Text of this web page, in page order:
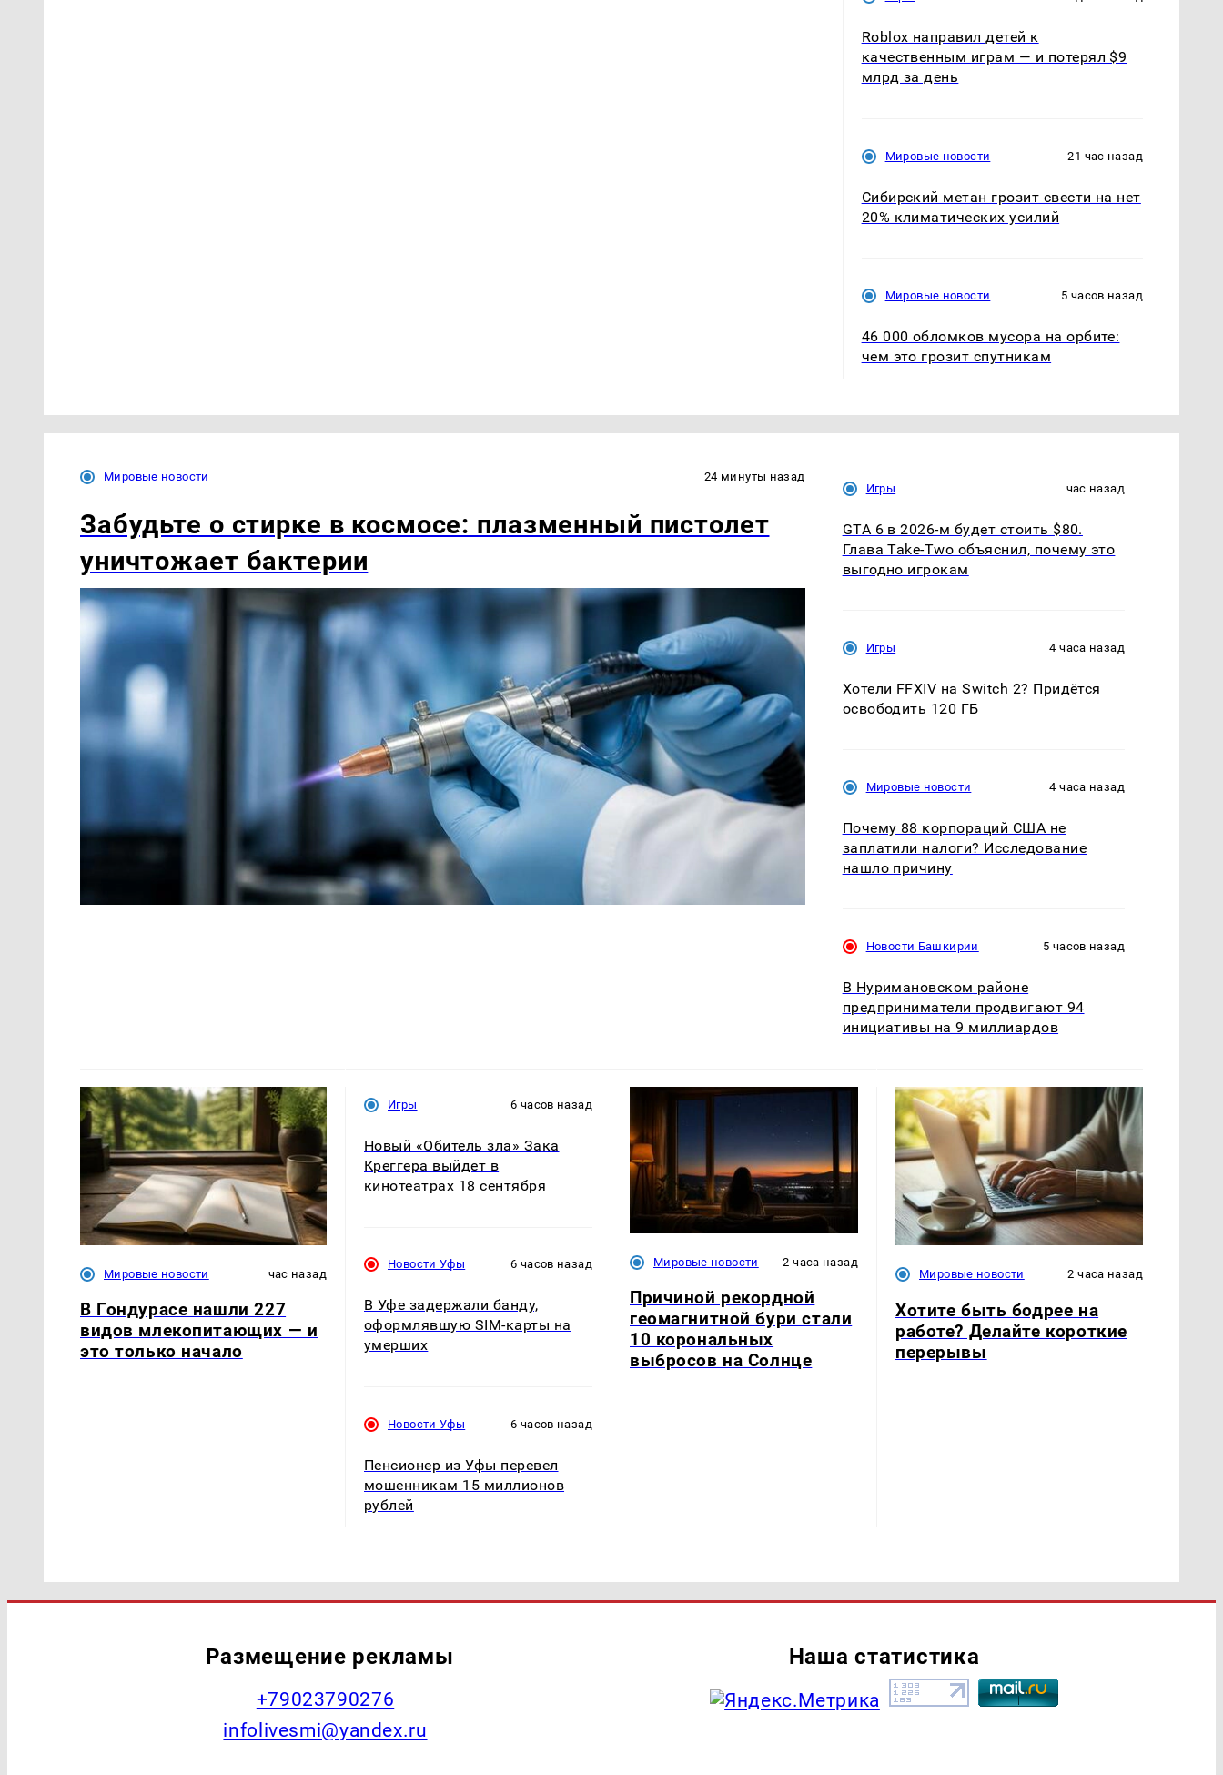
Roblox направил детей к
качественным играм — и потерял $9
млрд за день
Мировые новости 21 час назад
Сибирский метан грозит свести на нет
20% климатических усилий
Мировые новости 5 часов назад
46 000 обломков мусора на орбите:
чем это грозит спутникам
Мировые новости 24 минуты назад
Забудьте о стирке в космосе: плазменный пистолет
уничтожает бактерии
Игры час назад
GTA 6 в 2026-м будет стоить $80.
Глава Take-Two объяснил, почему это
выгодно игрокам
Игры 4 часа назад
Хотели FFXIV на Switch 2? Придётся
освободить 120 ГБ
Мировые новости 4 часа назад
Почему 88 корпораций США не
заплатили налоги? Исследование
нашло причину
Новости Башкирии 5 часов назад
В Нуримановском районе
предприниматели продвигают 94
инициативы на 9 миллиардов
Мировые новости час назад
В Гондурасе нашли 227
видов млекопитающих — и
это только начало
Игры 6 часов назад
Новый «Обитель зла» Зака
Креггера выйдет в
кинотеатрах 18 сентября
Новости Уфы 6 часов назад
В Уфе задержали банду,
оформлявшую SIM-карты на
умерших
Новости Уфы 6 часов назад
Пенсионер из Уфы перевел
мошенникам 15 миллионов
рублей
Мировые новости 2 часа назад
Причиной рекордной
геомагнитной бури стали
10 корональных
выбросов на Солнце
Мировые новости 2 часа назад
Хотите быть бодрее на
работе? Делайте короткие
перерывы
Размещение рекламы
+79023790276
infolivesmi@yandex.ru
Наша статистика